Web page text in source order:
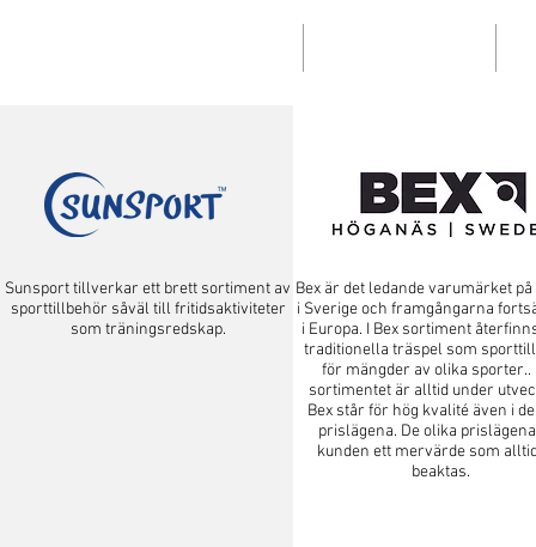
Sunsport tillverkar ett brett sortiment av
sporttillbehör såväl till fritidsaktiviteter
som träningsredskap.
Bex är det ledande varumärket
i Sverige och framgångarna
i Europa. I Bex sortiment
traditionella träspel som
för mängder av olika sporter..
sortimentet är alltid under
Bex står för hög kvalité även i
prislägena. De olika
kunden ett mervärde som
beaktas.